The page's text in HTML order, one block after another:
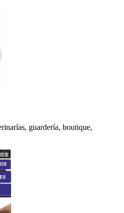
guardería, boutique,